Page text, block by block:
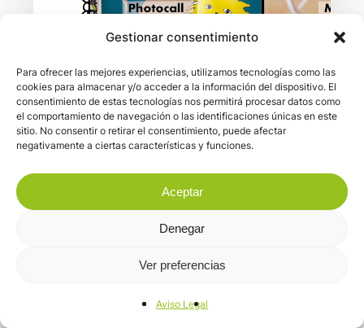
Gestionar consentimiento
Para ofrecer las mejores experiencias, utilizamos tecnologías como las
cookies para almacenar y/o acceder a la información del dispositivo. El
consentimiento de estas tecnologías nos permitirá procesar datos como
el comportamiento de navegación o las identificaciones únicas en este
sitio. No consentir o retirar el consentimiento, puede afectar
negativamente a ciertas características y funciones.
Aceptar
Denegar
Ver preferencias
Aviso Legal